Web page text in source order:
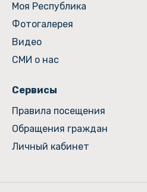
Моя Республика
Фотогалерея
Видео
СМИ о нас
Сервисы
Правила посещения
Обращения граждан
Личный кабинет